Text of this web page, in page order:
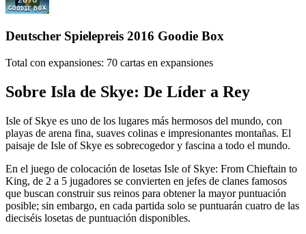
Deutscher Spielepreis 2016 Goodie Box
Total con expansiones: 70 cartas en expansiones
Sobre Isla de Skye: De Líder a Rey
Isle of Skye es uno de los lugares más hermosos del mundo, con
playas de arena fina, suaves colinas e impresionantes montañas. El
paisaje de Isle of Skye es sobrecogedor y fascina a todo el mundo.
En el juego de colocación de losetas Isle of Skye: From Chieftain to
King, de 2 a 5 jugadores se convierten en jefes de clanes famosos
que buscan construir sus reinos para obtener la mayor puntuación
posible; sin embargo, en cada partida solo se puntuarán cuatro de las
dieciséis losetas de puntuación disponibles.